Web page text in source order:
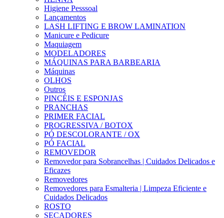
Higiene Pesssoal
Lançamentos
LASH LIFTING E BROW LAMINATION
Manicure e Pedicure
Maquiagem
MODELADORES
MÁQUINAS PARA BARBEARIA
Máquinas
OLHOS
Outros
PINCÉIS E ESPONJAS
PRANCHAS
PRIMER FACIAL
PROGRESSIVA / BOTOX
PÓ DESCOLORANTE / OX
PÓ FACIAL
REMOVEDOR
Removedor para Sobrancelhas | Cuidados Delicados e
Eficazes
Removedores
Removedores para Esmalteria | Limpeza Eficiente e
Cuidados Delicados
ROSTO
SECADORES